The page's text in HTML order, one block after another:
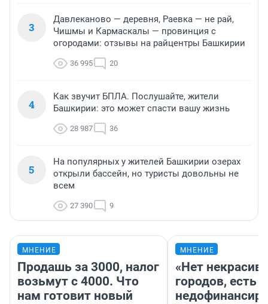
3
Давлеканово — деревня, Раевка — не рай,
Чишмы и Кармаскалы — провинция с
огородами: отзывы на райцентры Башкирии
36 995 20
4
Как звучит БПЛА. Послушайте, жители
Башкирии: это может спасти вашу жизнь
28 987 36
5
На популярных у жителей Башкирии озерах
открыли бассейн, но туристы довольны не
всем
27 390 9
МНЕНИЕ
Продашь за 3000, налог
возьмут с 4000. Что
нам готовит новый
МНЕНИЕ
«Нет
городов, есть